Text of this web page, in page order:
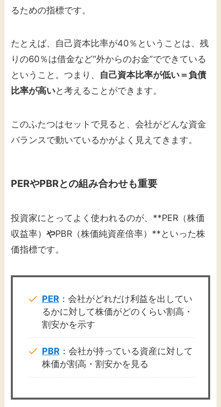
るための指標です。
たとえば、自己資本比率が40％ということは、残
りの60％は借金など“外からのお金”でできている
ということ。つまり、 自己資本比率が低い＝負債
比率が高いと考えることができます。
このふたつはセットで見ると、会社がどんな資金
バランスで動いているかがよく見えてきます。
PERやPBRとの組み合わせも重要
投資家にとってよく使われるのが、**PER（株価
収益率）やPBR（株価純資産倍率）**といった株
価指標です。
PER ：会社がどれだけ利益を出してい
るかに対して株価がどのくらい割高・
割安かを示す
PBR ：会社が持っている資産に対して
株価が割高・割安かを見る